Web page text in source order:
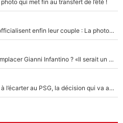
qui met fin au transfert de l’été !
Antoine Dupont et Iris Mittenaere officialisent enfin leur couple : La photo qui enflamme les réseaux sociaux
Du PSG à la tête de la FIFA pour remplacer Gianni Infantino ? «Il serait un mauvais président», le patron de la Liga s'attaque à Nasser Al-Khelaïfi !
Bradley Barcola : Luis Enrique prêt à l’écarter au PSG, la décision qui va accélérer son transfert à Liverpool ?